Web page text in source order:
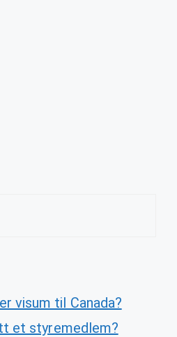
visum til Canada?
et styremedlem?